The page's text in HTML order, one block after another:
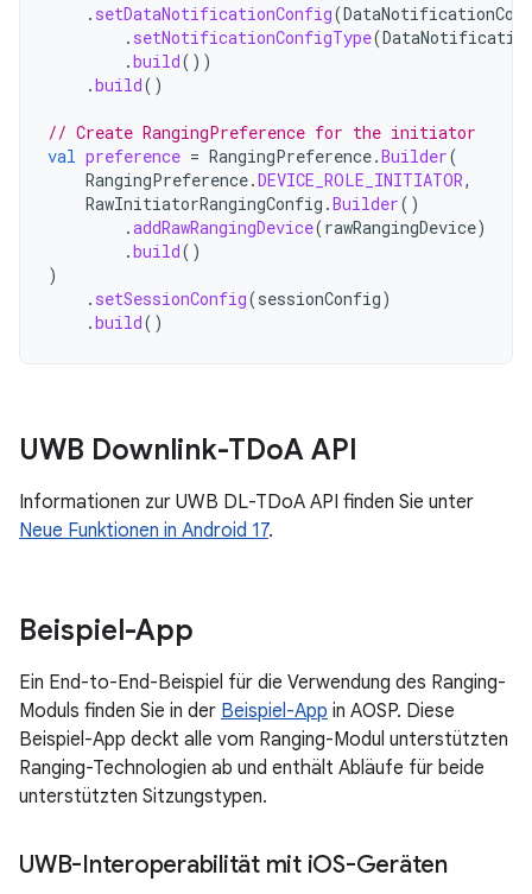
. setDataNotificationConfig(
. setNotificationConfigType(
.build())
.build()
// Create RangingPreference for the initiator
val preference = RangingPreference.Builder(
RangingPreference.DEVICE_ROLE_INITIATOR,
RawInitiatorRangingConfig .Builder()
.addRawRangingDevice(rawRangingDevice)
.build()
)
. setSessionConfig(sessionConfig)
.build()
UWB Downlink-TDoA API
Informationen zur UWB DL-TDoA API finden Sie unter
Neue Funktionen in Android 17.
Beispiel-App
Ein End-to-End-Beispiel für die Verwendung des Ranging-
Moduls finden Sie in der Beispiel-App in AOSP. Diese
Beispiel-App deckt alle vom Ranging-Modul unterstützten
Ranging-Technologien ab und enthält Abläufe für beide
unterstützten Sitzungstypen.
UWB-Interoperabilität mit iOS-Geräten